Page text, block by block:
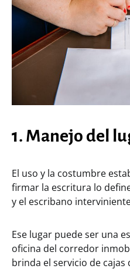
1. Manejo del
El uso y la costumbre
firmar la escritura lo
y el escribano
Ese lugar puede ser una
oficina del corredor
brinda el servicio de